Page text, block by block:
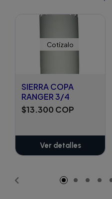
Cotízalo
SIERRA COPA
RANGER 3/4
$13.300 COP
Ver detalles